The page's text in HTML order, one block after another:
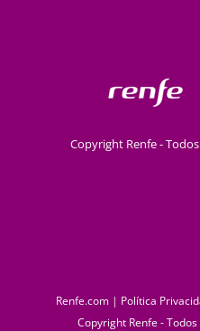
Copyright Renfe -
Renfe.com | Política
Copyright Renfe -